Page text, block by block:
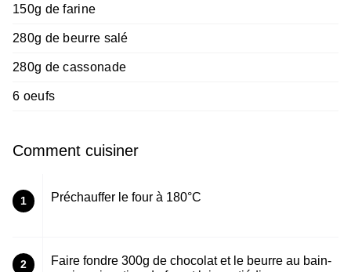
150g de farine
280g de beurre salé
280g de cassonade
6 oeufs
Comment cuisiner
1 Préchauffer le four à 180°C
2
Faire fondre 300g de chocolat et le beurre au bain-